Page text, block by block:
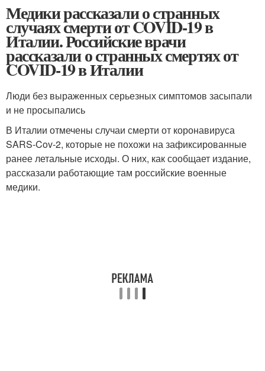
Медики рассказали о странных
случаях смерти от COVID-19 в
Италии. Российские врачи
рассказали о странных смертях от
COVID-19 в Италии
Люди без выраженных серьезных симптомов засыпали
и не просыпались
В Италии отмечены случаи смерти от коронавируса
SARS-Cov-2, которые не похожи на зафиксированные
ранее летальные исходы. О них, как сообщает издание,
рассказали работающие там российские военные
медики.